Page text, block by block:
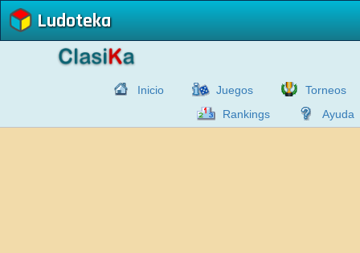
Ludoteka
Inicio Juegos
Torneos
Rankings
Ayuda